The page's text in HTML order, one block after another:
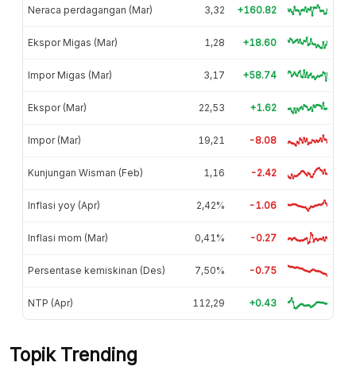
Neraca perdagangan (Mar) 3,32 +160.82
Ekspor Migas (Mar) 1,28 +18.60
Impor Migas (Mar) 3,17 +58.74
Ekspor (Mar) 22,53 +1.62
Impor (Mar) 19,21 -8.08
Kunjungan Wisman (Feb) 1,16 -2.42
Inflasi yoy (Apr) 2,42% -1.06
Inflasi mom (Mar) 0,41% -0.27
Persentase kemiskinan (Des) 7,50% -0.75
NTP (Apr) 112,29 +0.43
Topik Trending